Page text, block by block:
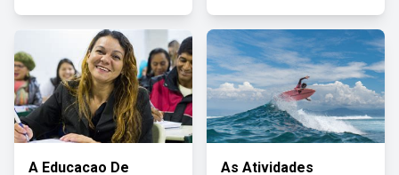
A Educacao De As Atividades